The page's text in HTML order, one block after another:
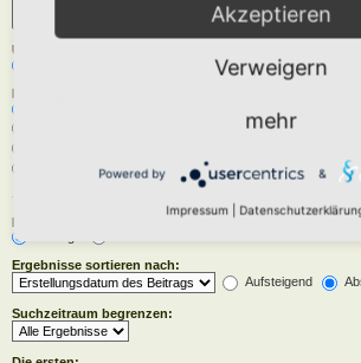
Unterforen durchsuchen:
Innerhalb suchen:
Nur im ersten Beitrag der Themen
Ergebnisse anzeigen als:
Ergebnisse sortieren nach:
Aufsteigend
Suchzeitraum begrenzen:
Akzeptieren
Verweigern
mehr
Powered by &
Impressum